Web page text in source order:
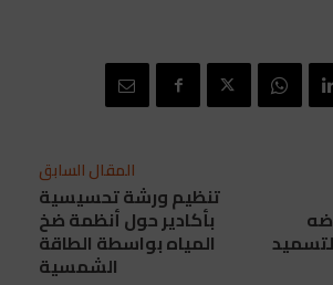
المقال السابق
تنظيم ورشة تحسيسية
بأكادير حول أنظمة ضخ
المياه بواسطة الطاقة
الشمسية